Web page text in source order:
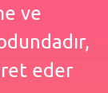
ve
eder